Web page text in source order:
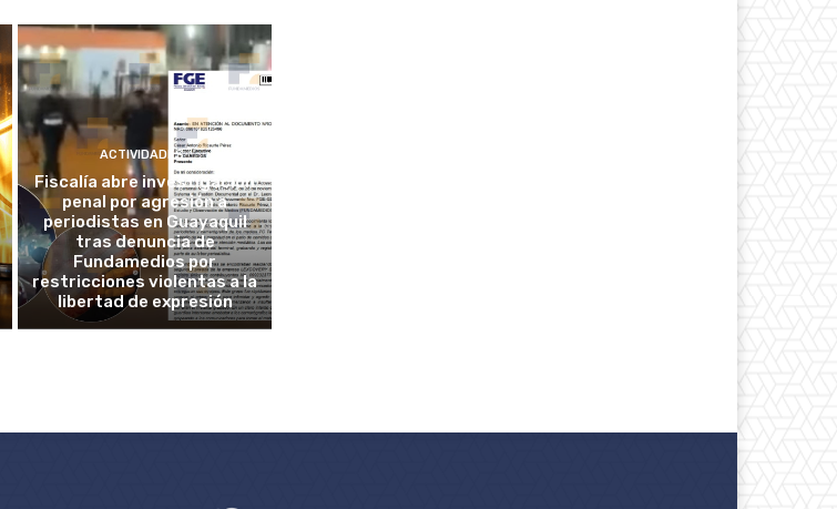
ACTIVIDADES
Fiscalía abre investigación
penal por agresión a
periodistas en Guayaquil
tras denuncia de
Fundamedios por
restricciones violentas a la
libertad de expresión